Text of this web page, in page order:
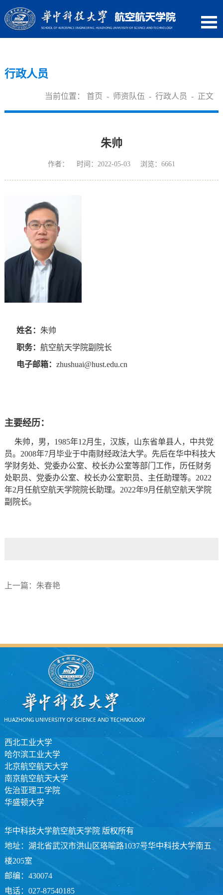
行政人员
当前位置： 首页 - 师资队伍 -行政人员 - 正文
朱帅
作者： 时间：2022-05-03 浏览： 6661
姓名： 朱帅
职务： 航空航天学院副院长
电子邮箱： zhushuai@hust.edu.cn
主要经历：
朱帅，男，1985年12月生，汉族，山东省单县人，中共党
员。2008年7月毕业于中南财经政法大学。先后在华中科技大
学财务处、党委办公室、校长办公室等部门工作，历任财务
处职员、党委办公室、校长办公室职员、主任助理等。2022
年2月任航空航天学院院长助理。2022年9月 任航空航天学院
副院长。
上一篇： 朱春艳
西北工业大学
哈尔滨工业大学
北京航空航天大学
南京航空航天大学
佐治亚理工学院
华盛顿大学
华中科技大学航空航天学院 版权所有
地址：湖北省武汉市洪山区珞喻路1037号华中科技大学南五
楼205室
邮编：430074
电话：027-87540185